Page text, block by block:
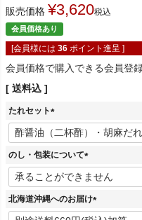
販売価格 ¥3,620税込
会員価格あり
[会員様には 36 ポイント進呈 ]
会員価格で購入できる会員登
送料込
たれセット
(
必
須
のし・包装について
(
必
須
北海道沖縄へのお届け
(